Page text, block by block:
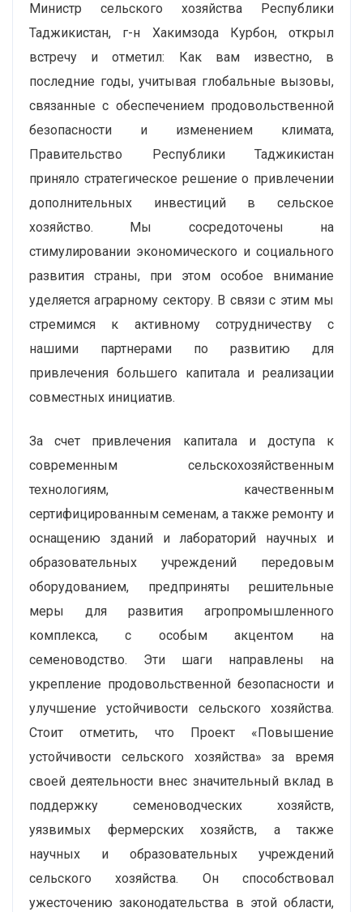
Министр сельского хозяйства Республики
Таджикистан, г-н Хакимзода Курбон, открыл
встречу и отметил: Как вам известно, в
последние годы, учитывая глобальные вызовы,
связанные с обеспечением продовольственной
безопасности и изменением климата,
Правительство Республики Таджикистан
приняло стратегическое решение о привлечении
дополнительных инвестиций в сельское
хозяйство. Мы сосредоточены на
стимулировании экономического и социального
развития страны, при этом особое внимание
уделяется аграрному сектору. В связи с этим мы
стремимся к активному сотрудничеству с
нашими партнерами по развитию для
привлечения большего капитала и реализации
совместных инициатив.
За счет привлечения капитала и доступа к
современным сельскохозяйственным
технологиям, качественным
сертифицированным семенам, а также ремонту и
оснащению зданий и лабораторий научных и
образовательных учреждений передовым
оборудованием, предприняты решительные
меры для развития агропромышленного
комплекса, с особым акцентом на
семеноводство. Эти шаги направлены на
укрепление продовольственной безопасности и
улучшение устойчивости сельского хозяйства.
Стоит отметить, что Проект «Повышение
устойчивости сельского хозяйства» за время
своей деятельности внес значительный вклад в
поддержку семеноводческих хозяйств,
уязвимых фермерских хозяйств, а также
научных и образовательных учреждений
сельского хозяйства. Он способствовал
ужесточению законодательства в этой области,